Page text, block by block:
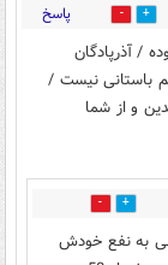
19 پاسخ
/ آذرپادگان
باستانی نیست /
و از شما
18
به نفع خودش